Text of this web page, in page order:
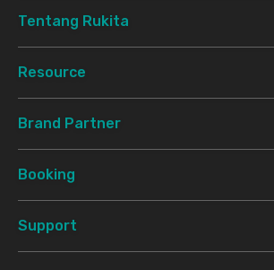
Tentang Rukita
Resource
Brand Partner
Booking
Support